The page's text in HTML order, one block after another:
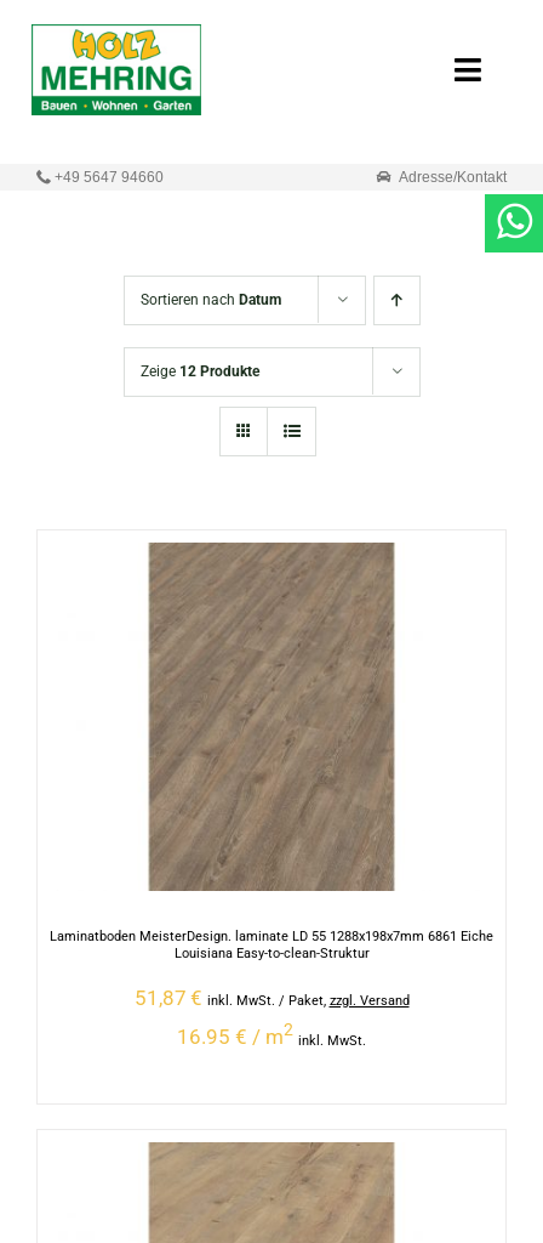
springen
Toggle
+49 5647 94660 Adresse/Kontakt
Sortieren nach Datum
Zeige 12 Produkte
Laminatboden MeisterDesign. laminate LD 55 1288x198x7mm 6861 Eiche
Louisiana Easy-to-clean-Struktur
51,87 € inkl. MwSt. / Paket, zzgl. Versand
16.95 € / m2
inkl. MwSt.